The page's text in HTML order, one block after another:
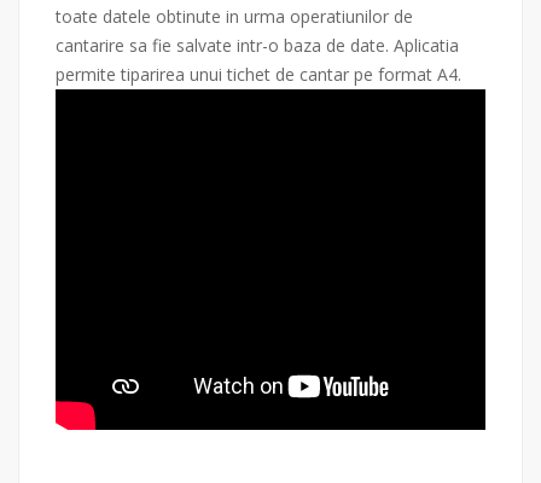
toate datele obtinute in urma operatiunilor de
cantarire sa fie salvate intr-o baza de date. Aplicatia
permite tiparirea unui tichet de cantar pe format A4.